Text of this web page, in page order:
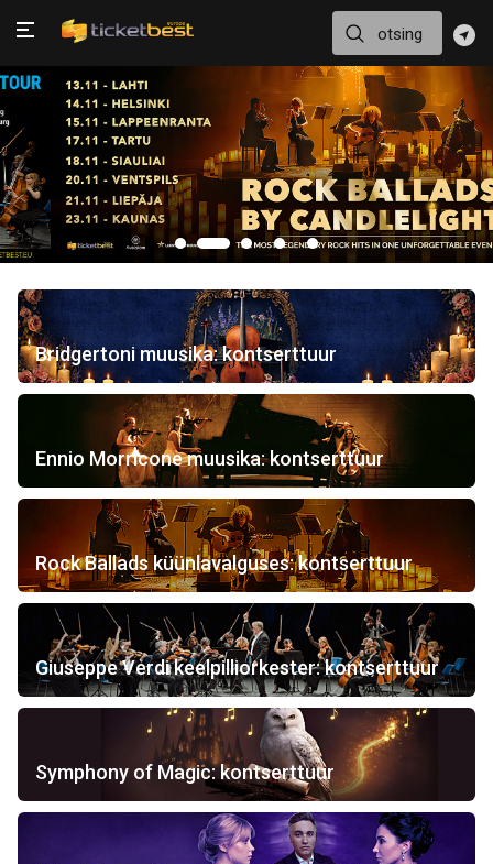
Bridgertoni muusika: kontserttuur
Ennio Morricone muusika: kontserttuur
Rock Ballads küünlavalguses: kontserttuur
Giuseppe Verdi keelpilliorkester: kontserttuur
Symphony of Magic: kontserttuur